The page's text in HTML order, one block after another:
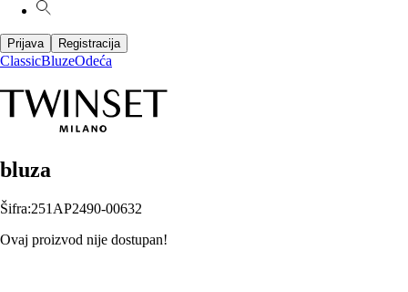
Prijava Registracija
ClassicBluzeOdeća
bluza
Šifra:251AP2490-00632
Ovaj proizvod nije dostupan!